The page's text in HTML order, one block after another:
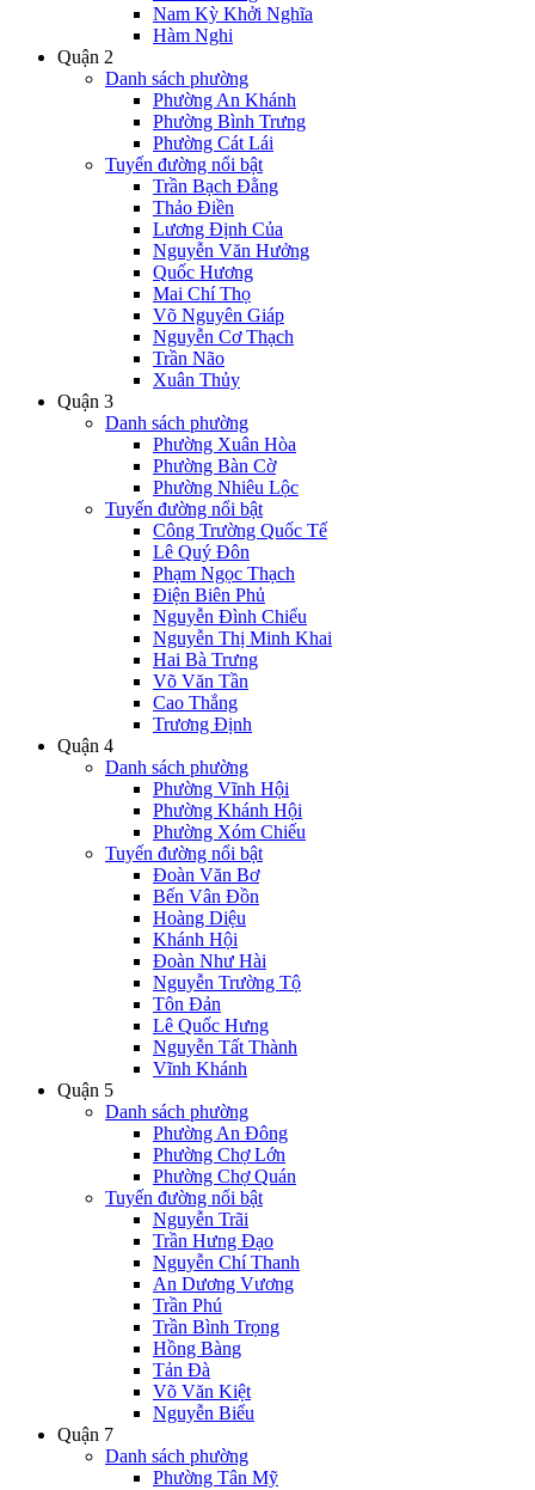
Nam Kỳ Khởi Nghĩa
Hàm Nghi
Quận 2
Danh sách phường
Phường An Khánh
Phường Bình Trưng
Phường Cát Lái
Tuyến đường nổi bật
Trần Bạch Đằng
Thảo Điền
Lương Định Của
Nguyễn Văn Hưởng
Quốc Hương
Mai Chí Thọ
Võ Nguyên Giáp
Nguyễn Cơ Thạch
Trần Não
Xuân Thủy
Quận 3
Danh sách phường
Phường Xuân Hòa
Phường Bàn Cờ
Phường Nhiêu Lộc
Tuyến đường nổi bật
Công Trường Quốc Tế
Lê Quý Đôn
Phạm Ngọc Thạch
Điện Biên Phủ
Nguyễn Đình Chiểu
Nguyễn Thị Minh Khai
Hai Bà Trưng
Võ Văn Tần
Cao Thắng
Trương Định
Quận 4
Danh sách phường
Phường Vĩnh Hội
Phường Khánh Hội
Phường Xóm Chiếu
Tuyến đường nổi bật
Đoàn Văn Bơ
Bến Vân Đồn
Hoàng Diệu
Khánh Hội
Đoàn Như Hài
Nguyễn Trường Tộ
Tôn Đản
Lê Quốc Hưng
Nguyễn Tất Thành
Vĩnh Khánh
Quận 5
Danh sách phường
Phường An Đông
Phường Chợ Lớn
Phường Chợ Quán
Tuyến đường nổi bật
Nguyễn Trãi
Trần Hưng Đạo
Nguyễn Chí Thanh
An Dương Vương
Trần Phú
Trần Bình Trọng
Hồng Bàng
Tản Đà
Võ Văn Kiệt
Nguyễn Biểu
Quận 7
Danh sách phường
Phường Tân Mỹ